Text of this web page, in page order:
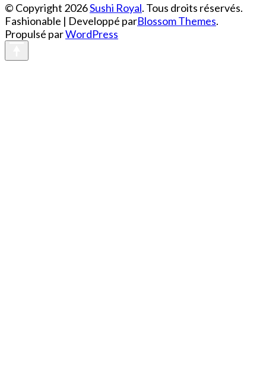
© Copyright 2026Sushi Royal. Tous droits réservés.
Fashionable | Developpé parBlossom Themes.
Propulsé parWordPress